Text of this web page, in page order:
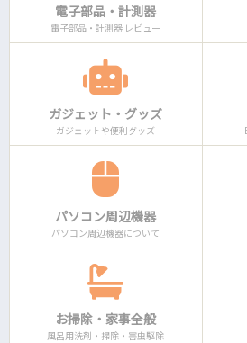
電子部品・計測器
電子部品・計測器 レビュー
ガジェット・グッズ
ガジェットや便利グッズ
パソコン周辺機器
パソコン周辺機器について
お掃除・家事全般
風呂用洗剤・掃除・害虫駆除